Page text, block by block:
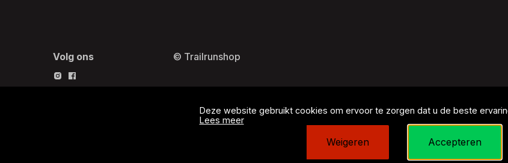
Volg ons © Trailrunshop
Deze website gebruikt cookies om ervoor te zorgen dat u de beste
Lees meer
Weigeren Accepteren